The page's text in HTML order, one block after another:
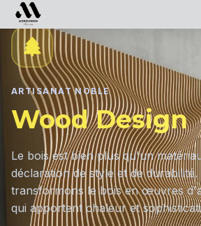
ARTISANAT NOBLE
Wood Design
Le bois est bien plus qu'un
déclaration de style et de
transformons le bois en œuvres
qui apportent chaleur et